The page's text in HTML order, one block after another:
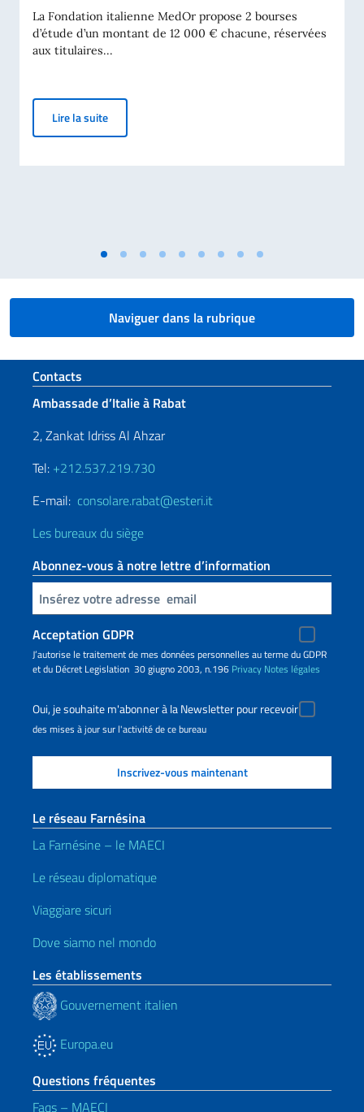
La Fondation italienne MedOr propose 2 bourses
d’étude d’un montant de 12 000 € chacune, réservées
aux titulaires...
Lire la suite2 BOURSES D'ÉTUDES POUR UN MASTER EN «
Naviguer dans la rubrique
Section de pied de page
Contacts
Ambassade d’Italie à Rabat
2, Zankat Idriss Al Ahzar
Tel: +212.537.219.730
E-mail: consolare.rabat@esteri.it
Les bureaux du siège
Abonnez-vous à notre lettre d’information
Insert your email
Acceptation GDPR
J’autorise le traitement de mes données personnelles au terme du GDPR
et du Décret Legislation 30 giugno 2003, n.196 Privacy Notes légales
Oui, je souhaite m'abonner à la Newsletter pour recevoir
des mises à jour sur l'activité de ce bureau
Le réseau Farnésina
La Farnésine – le MAECI
Le réseau diplomatique
Viaggiare sicuri
Dove siamo nel mondo
Les établissements
Gouvernement italien
Europa.eu
Questions fréquentes
Faqs – MAECI